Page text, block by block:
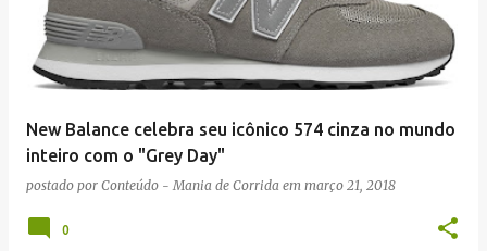
New Balance celebra seu icônico 574 cinza no mundo
inteiro com o "Grey Day"
postado por Conteúdo - Mania de Corrida em março 21, 2018
0